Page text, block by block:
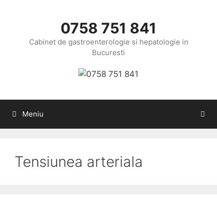
0758 751 841
Cabinet de gastroenterologie si hepatologie in
Bucuresti
Meniu
Tensiunea arteriala